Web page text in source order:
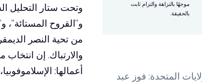
وتحت ستار التحليل
و”القروح
من تحية النصر
والارتباك. إن
أعمالها:
موجهًا بالنزاهة والتزام ثابت
بالحقيقة.